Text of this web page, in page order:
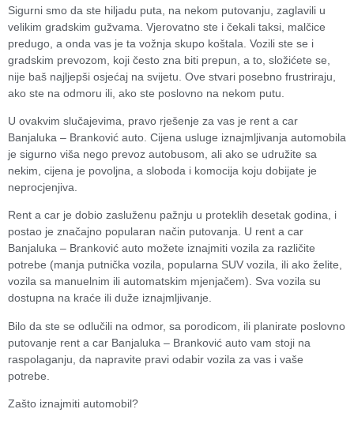
Sigurni smo da ste hiljadu puta, na nekom putovanju, zaglavili u
velikim gradskim gužvama. Vjerovatno ste i čekali taksi, malčice
predugo, a onda vas je ta vožnja skupo koštala. Vozili ste se i
gradskim prevozom, koji često zna biti prepun, a to, složićete se,
nije baš najljepši osjećaj na svijetu. Ove stvari posebno frustriraju,
ako ste na odmoru ili, ako ste poslovno na nekom putu.
U ovakvim slučajevima, pravo rješenje za vas je rent a car
Banjaluka – Branković auto. Cijena usluge iznajmljivanja automobila
je sigurno viša nego prevoz autobusom, ali ako se udružite sa
nekim, cijena je povoljna, a sloboda i komocija koju dobijate je
neprocjenjiva.
Rent a car je dobio zasluženu pažnju u proteklih desetak godina, i
postao je značajno popularan način putovanja. U rent a car
Banjaluka – Branković auto možete iznajmiti vozila za različite
potrebe (manja putnička vozila, popularna SUV vozila, ili ako želite,
vozila sa manuelnim ili automatskim mjenjačem). Sva vozila su
dostupna na kraće ili duže iznajmljivanje.
Bilo da ste se odlučili na odmor, sa porodicom, ili planirate poslovno
putovanje rent a car Banjaluka – Branković auto vam stoji na
raspolaganju, da napravite pravi odabir vozila za vas i vaše
potrebe.
Zašto iznajmiti automobil?